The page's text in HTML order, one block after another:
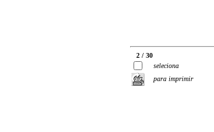
2 / 30
seleciona
para imprimir